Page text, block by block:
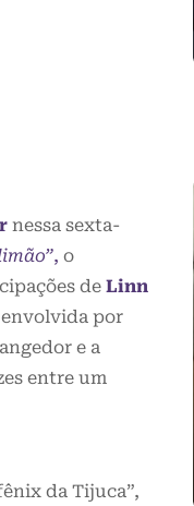
nessa sexta-
, o
de Linn
por
e a
entre um
da Tijuca”,